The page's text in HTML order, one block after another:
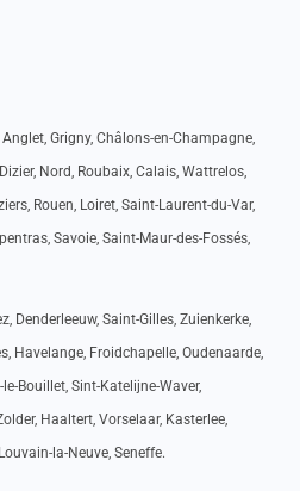
Grigny, Châlons-en-Champagne,
Nord, Roubaix, Calais, Wattrelos,
Rouen, Loiret, Saint-Laurent-du-Var,
Savoie, Saint-Maur-des-Fossés,
Denderleeuw, Saint-Gilles, Zuienkerke,
Havelange, Froidchapelle, Oudenaarde,
Bouillet, Sint-Katelijne-Waver,
Haaltert, Vorselaar, Kasterlee,
la-Neuve, Seneffe.